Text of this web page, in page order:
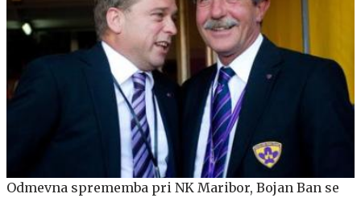
Odmevna sprememba pri NK Maribor, Bojan Ban se